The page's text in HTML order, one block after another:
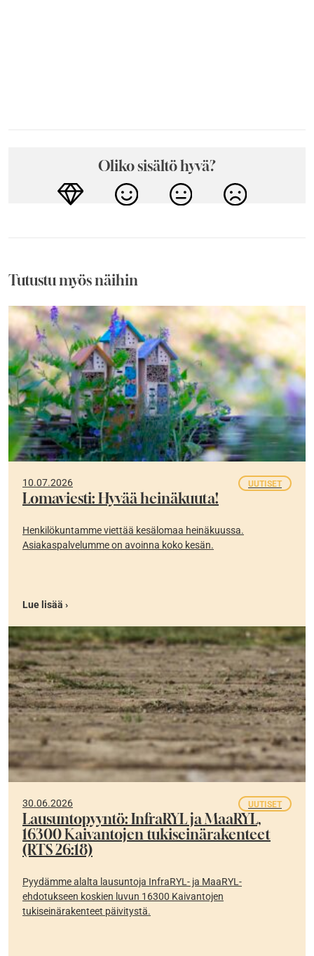
Oliko sisältö hyvä?
Tutustu myös näihin
10.07.2026 UUTISET
Lomaviesti: Hyvää heinäkuuta!
Henkilökuntamme viettää kesälomaa heinäkuussa.
Asiakaspalvelumme on avoinna koko kesän.
Lue lisää ›
30.06.2026 UUTISET
Lausuntopyyntö: InfraRYL ja MaaRYL,
16300 Kaivantojen tukiseinärakenteet
(RTS 26:18)
Pyydämme alalta lausuntoja InfraRYL- ja MaaRYL-
ehdotukseen koskien luvun 16300 Kaivantojen
tukiseinärakenteet päivitystä.